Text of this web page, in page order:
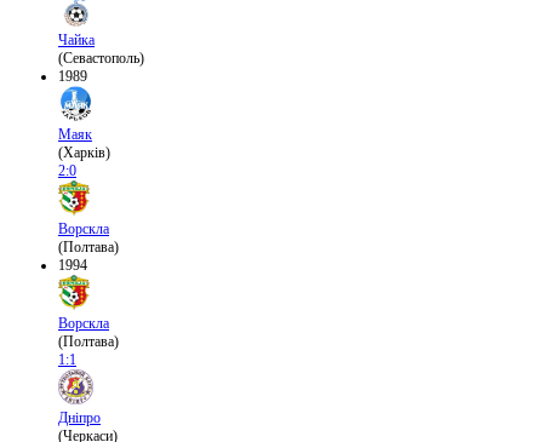
Чайка
(Севастополь)
1989
Маяк
(Харків)
2:0
Ворскла
(Полтава)
1994
Ворскла
(Полтава)
1:1
Дніпро
(Черкаси)